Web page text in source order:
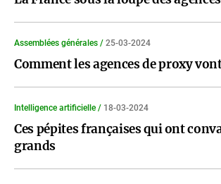
Assemblées générales / 25-03-2024
Comment les agences de proxy
Intelligence artificielle / 18-03-2024
Ces pépites françaises qui ont
grands